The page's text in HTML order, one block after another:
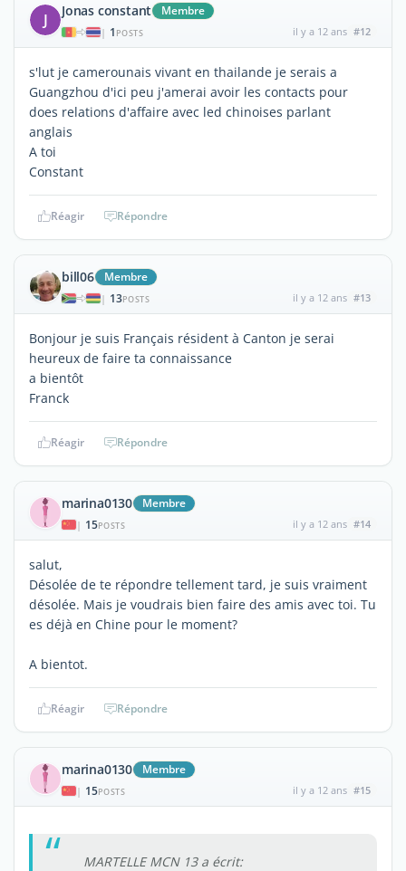
J Jonas constant Membre
| 1 POSTS il y a 12 ans #12
s'lut je camerounais vivant en thailande je serais a
Guangzhou d'ici peu j'amerai avoir les contacts pour
does relations d'affaire avec led chinoises parlant
anglais
A toi
Constant
Réagir Répondre
bill06 Membre
| 13POSTS il y a 12 ans #13
Bonjour je suis Français résident à Canton je serai
heureux de faire ta connaissance
a bientôt
Franck
Réagir Répondre
marina0130 Membre
| 15POSTS il y a 12 ans #14
salut,
Désolée de te répondre tellement tard, je suis vraiment
désolée. Mais je voudrais bien faire des amis avec toi. Tu
es déjà en Chine pour le moment?
A bientot.
Réagir Répondre
marina0130 Membre
| 15POSTS il y a 12 ans #15
MARTELLE MCN 13 a écrit: